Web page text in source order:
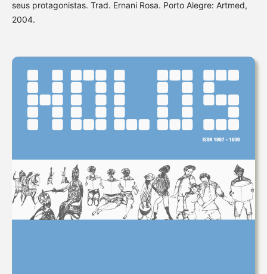
seus protagonistas. Trad. Ernani Rosa. Porto Alegre: Artmed,
2004.